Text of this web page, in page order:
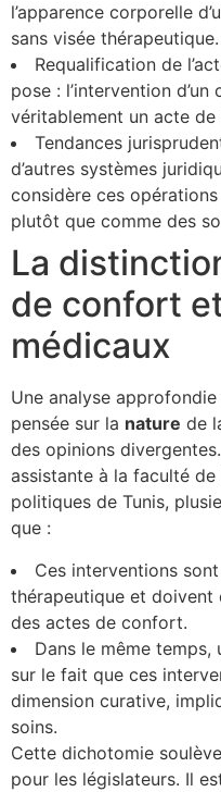
l’apparence corporelle
sans visée thérapeutique.
Requalification de
pose : l’intervention
véritablement un acte de
Tendances
d’autres systèmes
considère ces
plutôt que comme des
La
de confort
médicaux
Une analyse
pensée sur la nature de
des opinions
assistante à la faculté
politiques de Tunis,
que :
Ces interventions
thérapeutique et doivent
des actes de confort.
Dans le même
sur le fait que ces
dimension curative,
soins.
Cette dichotomie
pour les législateurs. Il